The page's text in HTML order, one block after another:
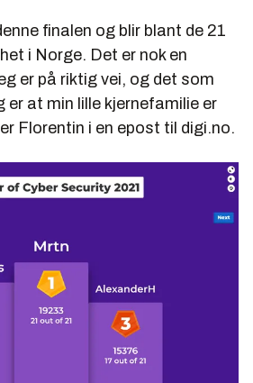
finalen og blir blant de 21
i Norge. Det er nok en
er på riktig vei, og det som
er at min lille kjernefamilie er
Florentin i en epost til digi.no.